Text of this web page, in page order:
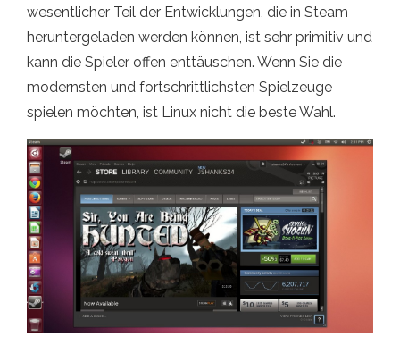
wesentlicher Teil der Entwicklungen, die in Steam
heruntergeladen werden können, ist sehr primitiv und
kann die Spieler offen enttäuschen. Wenn Sie die
modernsten und fortschrittlichsten Spielzeuge
spielen möchten, ist Linux nicht die beste Wahl.